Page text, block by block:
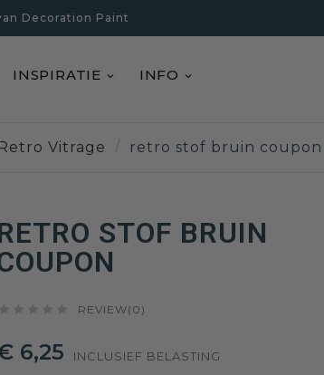
Decoration Paint
INSPIRATIE INFO
Retro Vitrage retro stof bruin coupon
STOF BRUIN
REVIEW(0)
6,25 INCLUSIEF BELASTING